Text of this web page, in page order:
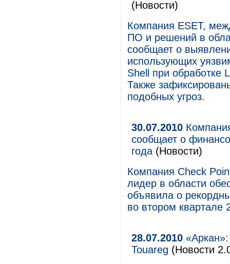
(Новости)
Компания ESET,
ПО и решений в
сообщает о
использующих
Shell при обработке
Также
подобных угроз.
30.07.2010
сообщает о
года (Новости)
Компания Check
лидер в области
объявила о
во втором квартале
28.07.2010
Touareg (Новости